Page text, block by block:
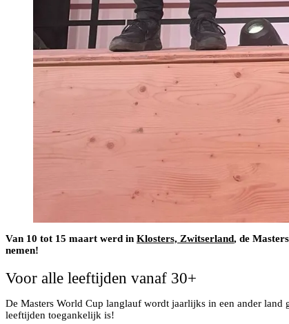
Van 10 tot 15 maart werd in Klosters, Zwitserland, de
nemen!
Voor alle leeftijden vanaf 30+
De Masters World Cup langlauf wordt jaarlijks in een ander land
leeftijden toegankelijk is!